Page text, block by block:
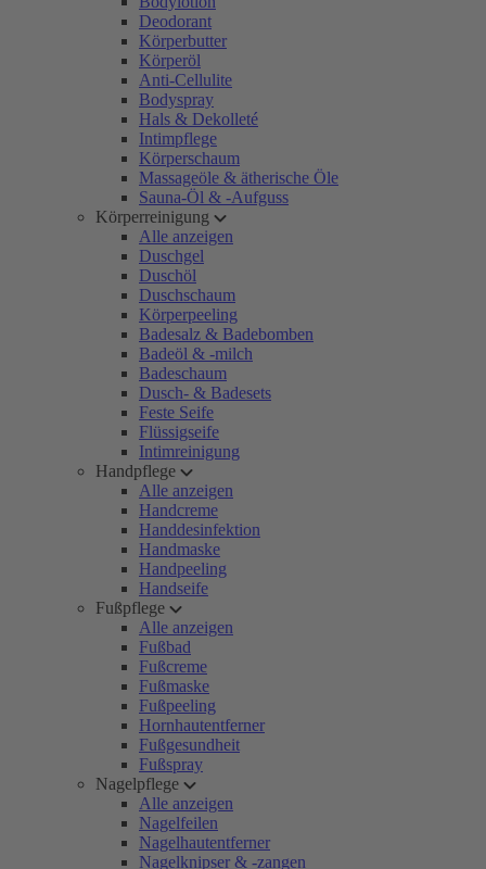
Deodorant
Körperbutter
Körperöl
Anti-Cellulite
Bodyspray
Hals & Dekolleté
Intimpflege
Körperschaum
Massageöle & ätherische Öle
Sauna-Öl & -Aufguss
Körperreinigung
Alle anzeigen
Duschgel
Duschöl
Duschschaum
Körperpeeling
Badesalz & Badebomben
Badeöl & -milch
Badeschaum
Dusch- & Badesets
Feste Seife
Flüssigseife
Intimreinigung
Handpflege
Alle anzeigen
Handcreme
Handdesinfektion
Handmaske
Handpeeling
Handseife
Fußpflege
Alle anzeigen
Fußbad
Fußcreme
Fußmaske
Fußpeeling
Hornhautentferner
Fußgesundheit
Fußspray
Nagelpflege
Alle anzeigen
Nagelfeilen
Nagelhautentferner
Nagelknipser & -zangen